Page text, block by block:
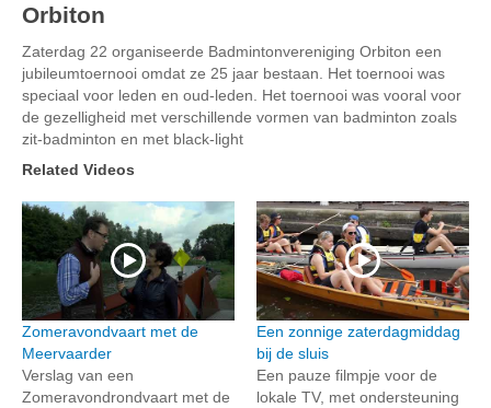
Orbiton
Zaterdag 22 organiseerde Badmintonvereniging Orbiton een
jubileumtoernooi omdat ze 25 jaar bestaan. Het toernooi was
speciaal voor leden en oud-leden. Het toernooi was vooral voor
de gezelligheid met verschillende vormen van badminton zoals
zit-badminton en met black-light
Related Videos
Zomeravondvaart met de
Meervaarder
Verslag van een
Zomeravondrondvaart met de
Een zonnige zaterdagmiddag
bij de sluis
Een pauze filmpje voor de
lokale TV, met ondersteuning